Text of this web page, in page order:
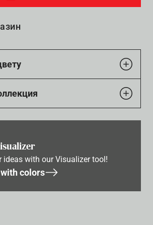
ideas with our Visualizer tool!
colors